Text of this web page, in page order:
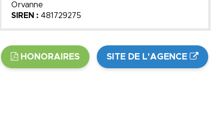
Orvanne
SIREN : 481729275
HONORAIRES SITE DE L'AGENCE